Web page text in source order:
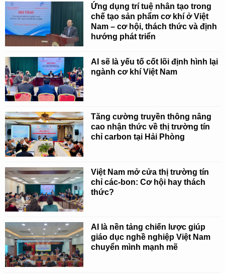
Ứng dụng trí tuệ nhân tạo trong
chế tạo sản phẩm cơ khí ở Việt
Nam – cơ hội, thách thức và định
hướng phát triển
AI sẽ là yếu tố cốt lõi định hình lại
ngành cơ khí Việt Nam
Tăng cường truyền thông nâng
cao nhận thức về thị trường tín
chỉ carbon tại Hải Phòng
Việt Nam mở cửa thị trường tín
chỉ các-bon: Cơ hội hay thách
thức?
AI là nền tảng chiến lược giúp
giáo dục nghề nghiệp Việt Nam
chuyển mình mạnh mẽ